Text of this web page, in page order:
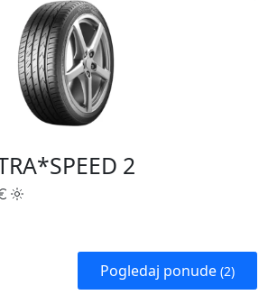
2
Pogledaj ponude (2)